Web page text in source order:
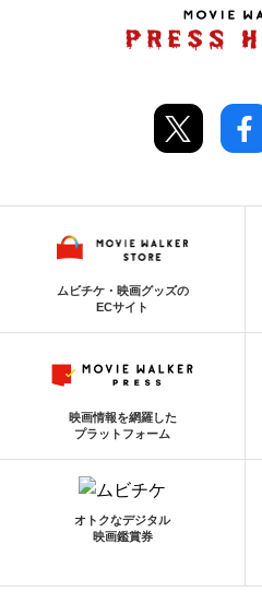
ムビチケ・映画グッズの
ECサイト
映画情報を網羅した
プラットフォーム
オトクなデジタル
映画鑑賞券